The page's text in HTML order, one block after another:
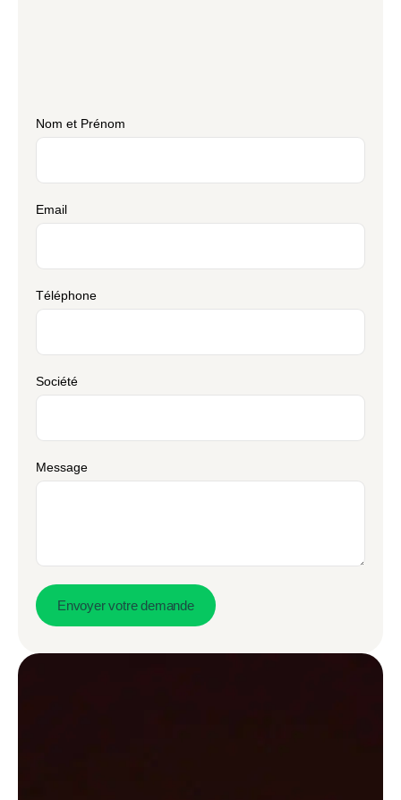
Nom et Prénom
Email
Téléphone
Société
Message
Envoyer votre demande